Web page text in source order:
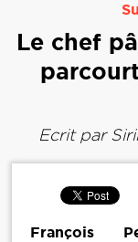
Le chef
Ecrit par
François